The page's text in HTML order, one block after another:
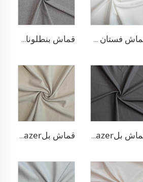
قماش فستان مطاطي من البوليستر والرايون قماش بنطلونات TR قابل للتمدد بأربعة اتجاهات
قماش بلazer مطاطي من مادة TR قماش بلazer بتصميم الحبّار من مادة TR